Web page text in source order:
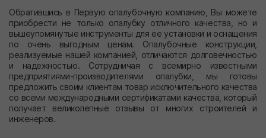
Обратившись в Первую опалубочную компанию, Вы можете
приобрести не только опалубку отличного качества, но и
вышеупомянутые инструменты для ее установки и оснащения
по очень выгодным ценам. Опалубочные конструкции,
реализуемые нашей компанией, отличаются долговечностью
и надежностью. Сотрудничая с всемирно известными
предприятиями-производителями опалубки, мы готовы
предложить своим клиентам товар исключительного качества
со всеми международными сертификатами качества, который
получает великолепные отзывы от многих строителей и
инженеров.